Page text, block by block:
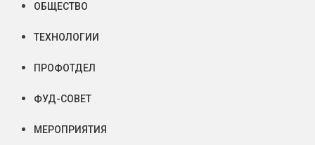
ОБЩЕСТВО
ТЕХНОЛОГИИ
ПРОФОТДЕЛ
ФУД-СОВЕТ
МЕРОПРИЯТИЯ